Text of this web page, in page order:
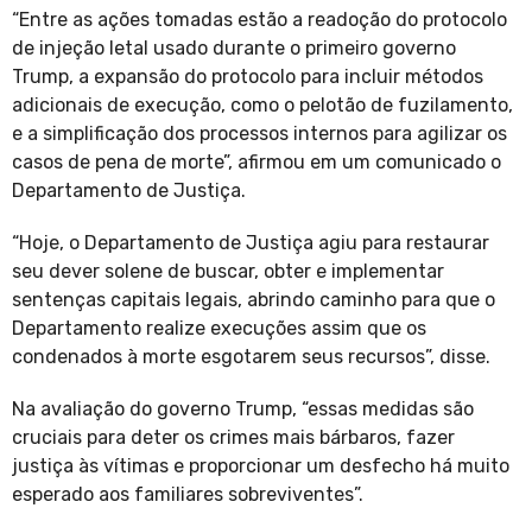
“Entre as ações tomadas estão a readoção do protocolo
de injeção letal usado durante o primeiro governo
Trump, a expansão do protocolo para incluir métodos
adicionais de execução, como o pelotão de fuzilamento,
e a simplificação dos processos internos para agilizar os
casos de pena de morte”, afirmou em um comunicado o
Departamento de Justiça.
“Hoje, o Departamento de Justiça agiu para restaurar
seu dever solene de buscar, obter e implementar
sentenças capitais legais, abrindo caminho para que o
Departamento realize execuções assim que os
condenados à morte esgotarem seus recursos”, disse.
Na avaliação do governo Trump, “essas medidas são
cruciais para deter os crimes mais bárbaros, fazer
justiça às vítimas e proporcionar um desfecho há muito
esperado aos familiares sobreviventes”.